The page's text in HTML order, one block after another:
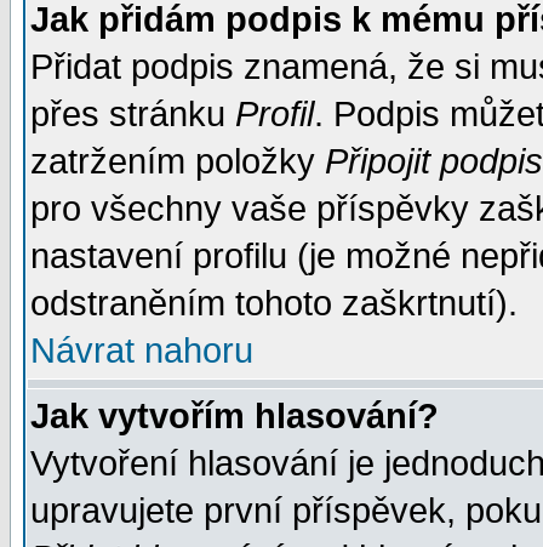
Jak přidám podpis k mému
Přidat podpis znamená, že si
přes stránku Profil. Podpis
zatržením položky Připojit podpis
pro všechny vaše příspěvky
nastavení profilu (je možné
odstraněním tohoto zaškrtnutí).
Návrat nahoru
Jak vytvořím hlasování?
Vytvoření hlasování je
upravujete první příspěvek,